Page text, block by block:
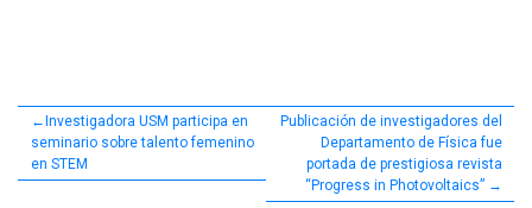
Navegación
de
Investigadora USM participa en
seminario sobre talento femenino
en STEM
Publicación de investigadores del
Departamento de Física fue
portada de prestigiosa revista
“Progress in Photovoltaics”